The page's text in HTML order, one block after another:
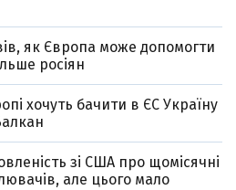
як Європа може допомогти
росіян
хочуть бачити в ЄС Україну
зі США про щомісячні
але цього мало